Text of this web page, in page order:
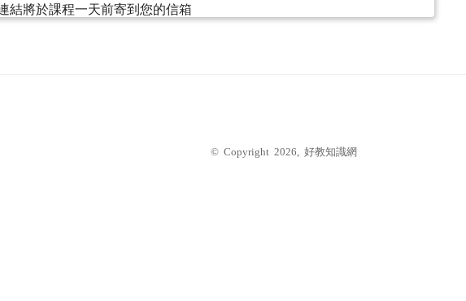
結將於課程一天前寄到您的信箱
© Copyright 2026, 好教知識網